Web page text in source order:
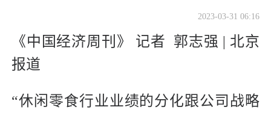
2023-03-31 06:16
《中国经济周刊》 记者 郭志强 | 北京
报道
“休闲零食行业业绩的分化跟公司战略